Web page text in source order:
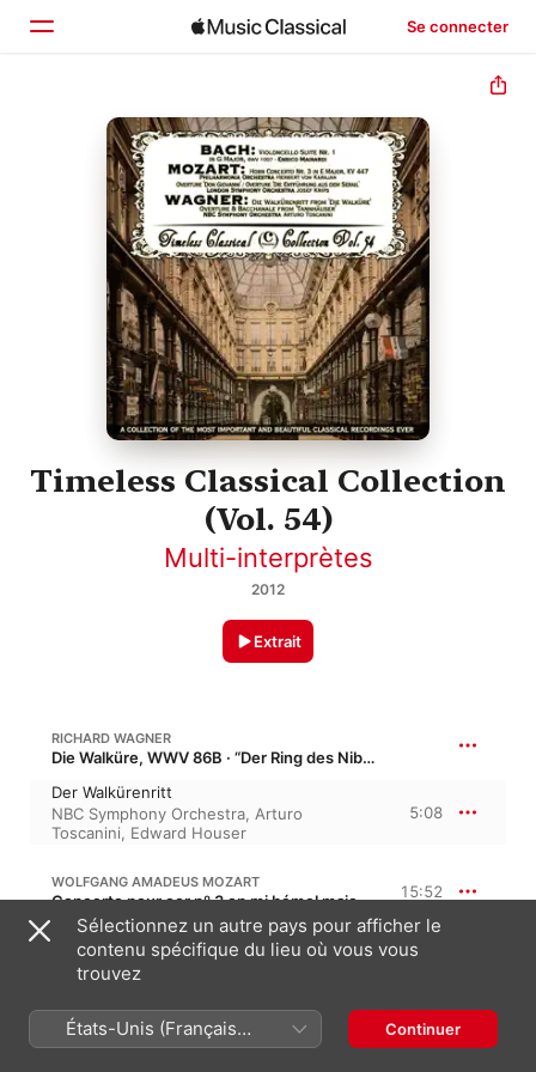
Se connecter
Accueil
Parcourir
Rechercher
Timeless Classical Collection
(Vol. 54)
Multi-interprètes
2012
Extrait
RICHARD WAGNER
Die Walküre, WWV 86B · “Der Ring des Nibelungen”
Der Walkürenritt
NBC Symphony Orchestra, Arturo
Toscanini, Edward Houser
5:08
WOLFGANG AMADEUS MOZART
Concerto pour cor nº 3 en mi bémol majeur, K. 447, KV 447 15:52
I. Allegro
Philharmonia Orchestra,Herbert von
Karajan,Dennis Brain
7:03
Philharmonia Orchestra,Herbert von
Karajan, Paris
4:59
Sélectionnez un autre pays pour afficher le
contenu spécifique du lieu où vous vous
trouvez
États-Unis (Français
France)
Continuer